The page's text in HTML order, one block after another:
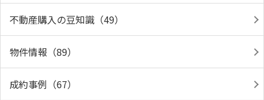
不動産購入の豆知識（49）
物件情報（89）
成約事例（67）